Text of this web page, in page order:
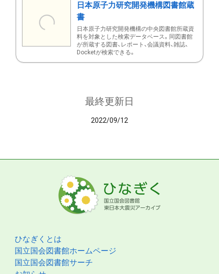
日本原子力研究開発機構図書館蔵
書
日本原子力研究開発機構の中央図書館所蔵資
料を対象とした検索データベース。同図書館
が所蔵する図書、レポート、会議資料、雑誌、
Docketが検索できる。
最終更新日
2022/09/12
ひなぎくとは
国立国会図書館ホームページ
国立国会図書館サーチ